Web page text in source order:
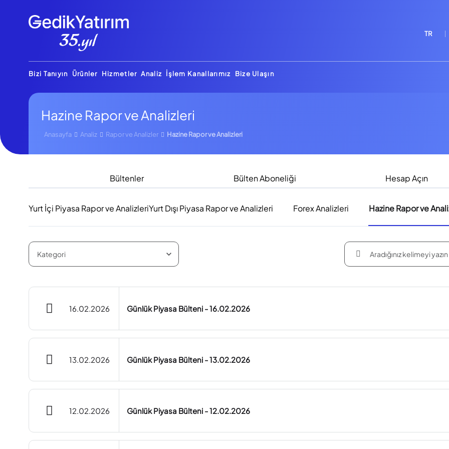
TR
Bizi Tanıyın Ürünler Hizmetler Analiz İşlem Kanallarımız Bize Ulaşın
Hazine Rapor ve Analizleri
Anasayfa Analiz Rapor ve Analizler Hazine Rapor ve Analizleri
Bültenler Bülten Aboneliği Hesap Açın
Yurt İçi Piyasa Rapor ve AnalizleriYurt Dışı Piyasa Rapor ve Analizleri Forex Analizleri Hazine Rapor ve
16.02.2026 Günlük Piyasa Bülteni - 16.02.2026
13.02.2026 Günlük Piyasa Bülteni - 13.02.2026
12.02.2026 Günlük Piyasa Bülteni - 12.02.2026